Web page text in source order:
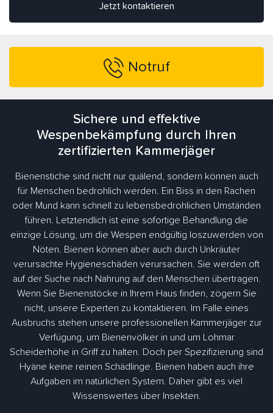
Jetzt kontaktieren
Notruf
Sichere und effektive
Wespenbekämpfung durch Ihren
zertifizierten Kammerjäger
Bienenstiche sind nicht nur quälend, sondern können auch
für Menschen bedrohlich werden. Ein Biss in den Rachen
oder Mund kann schnell zu lebensbedrohlichen Umständen
führen. Letztendlich ist eine sofortige Behandlung die
einzige Lösung, um die Wespen endgültig loszuwerden von
Nöten. Bienen können aber auch durch Unkräuter
verursachte Hygieneschäden verursachen. Sie werden oft
auf der Suche nach Nahrung auf den Menschen übertragen.
Wenn Sie Bienenstöcke in Ihrem Haus finden, zögern Sie
nicht, unsere Experten zu kontaktieren. Im Falle eines
Ausbruchs stehen unsere professionellen Kammerjäger zur
Verfügung, um Bienenvölker in und um Lohmar
Scheiderhöhe in Griff zu halten. Doch per Spezifizierung sind
Hyäne keine reinen Schädlinge. Bienen haben auch ihre
Aufgaben im natürlichen System. Daher gibt es viel
Wissenswertes über Insekten.